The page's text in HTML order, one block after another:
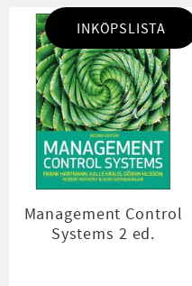
Management Control
Systems 2 ed.
INKÖPSLISTA